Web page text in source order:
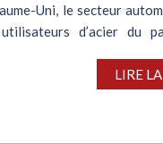
Uni, le secteur
d’acier du
après avoir affiché
LIRE